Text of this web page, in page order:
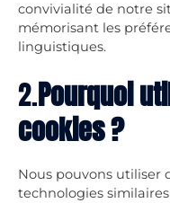
convivialité de notre
mémorisant les
linguistiques.
2.Pourquoi
cookies ?
Nous pouvons utiliser
technologies